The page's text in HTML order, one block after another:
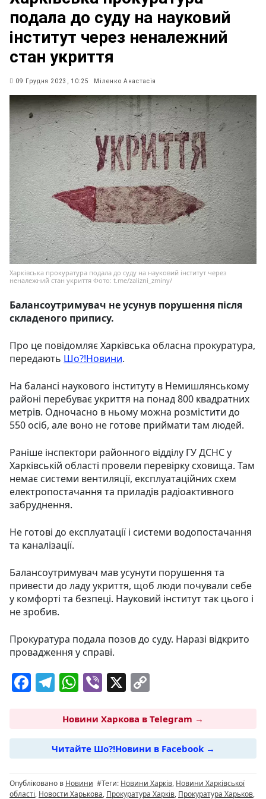
подала до суду на науковий
інститут через неналежний
стан укриття
09 Грудня 2023, 10:25 Міленко Анастасія
Харківська прокуратура подала до суду на науковий інститут через
неналежний стан укриття Фото: t.me/zalizni_zminy/
Балансоутримувач не усунув порушення після
складеного припису.
Про це повідомляє Харківська обласна прокуратура,
передають Шо?!Новини.
На балансі наукового інституту в Немишлянському
районі перебуває укриття на понад 800 квадратних
метрів. Одночасно в ньому можна розмістити до
550 осіб, але воно не готове приймати там людей.
Раніше інспектори районного відділу ГУ ДСНС у
Харківській області провели перевірку сховища. Там
немає системи вентиляції, експлуатаційних схем
електропостачання та приладів радіоактивного
забруднення.
Не готові до експлуатації і системи водопостачання
та каналізації.
Балансоутримувач мав усунути порушення та
привести до ладу укриття, щоб люди почували себе
у комфорті та безпеці. Науковий інститут так цього і
не зробив.
Прокуратура подала позов до суду. Наразі відкрито
провадження у справі.
F
e
b
o
T
e
g
ra
m
W
at
s
A
p
Vi
er
X
p
y
Li
n
Новини Харкова в Telegram →
Читайте Шо?!Новини в Facebook →
Опубліковано в Новини #Теги: Новини Харків, Новини Харківської
області, Новости Харькова, Прокуратура Харків, Прокуратура Харьков,